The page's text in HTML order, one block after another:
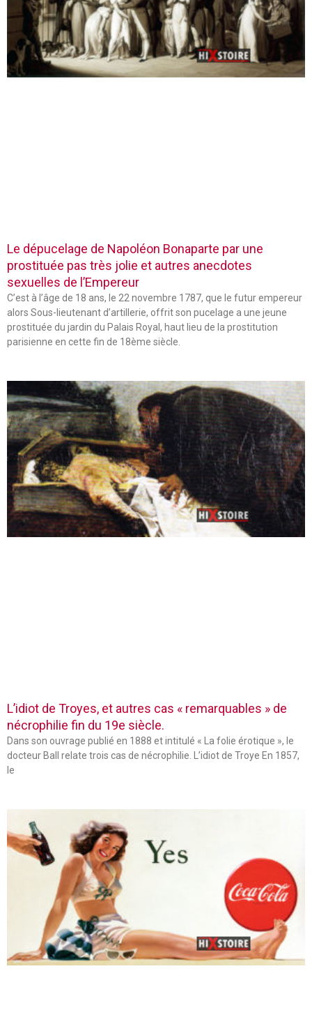
Le dépucelage de Napoléon Bonaparte par une
prostituée pas très jolie et autres anecdotes
sexuelles de l’Empereur
C’est à l’âge de 18 ans, le 22 novembre 1787, que le futur empereur
alors Sous-lieutenant d’artillerie, offrit son pucelage a une jeune
prostituée du jardin du Palais Royal, haut lieu de la prostitution
parisienne en cette fin de 18ème siècle.
L’idiot de Troyes, et autres cas « remarquables » de
nécrophilie fin du 19e siècle.
Dans son ouvrage publié en 1888 et intitulé « La folie érotique », le
docteur Ball relate trois cas de nécrophilie. L’idiot de Troye En 1857,
le